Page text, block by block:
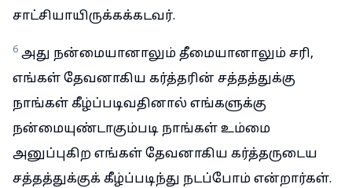
சாட்சியாயிருக்கக்கடவர்.
6 அது நன்மையானாலும் தீமையானாலும் சரி,
எங்கள் தேவனாகிய கர்த்தரின் சத்தத்துக்கு
நாங்கள் கீழ்ப்படிவதினால் எங்களுக்கு
நன்மையுண்டாகும்படி நாங்கள் உம்மை
அனுப்புகிற எங்கள் தேவனாகிய கர்த்தருடைய
சத்தத்துக்குக் கீழ்ப்படிந்து நடப்போம் என்றார்கள்.